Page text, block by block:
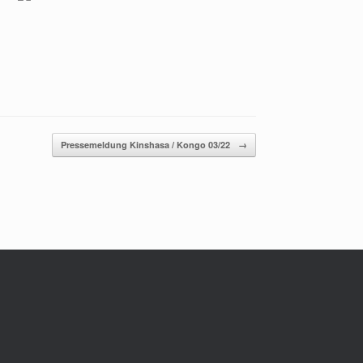
Pressemeldung Kinshasa / Kongo 03/22 →